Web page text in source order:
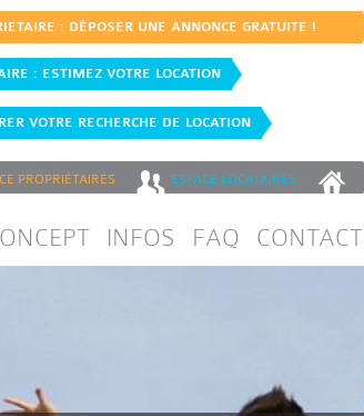
: DÉPOSER UNE ANNONCE GRATUITE !
: ESTIMEZ VOTRE LOCATION
VOTRE RECHERCHE DE LOCATION
PROPRIÉTAIRES ESPACE LOCATAIRES
INFOS FAQ CONTACT